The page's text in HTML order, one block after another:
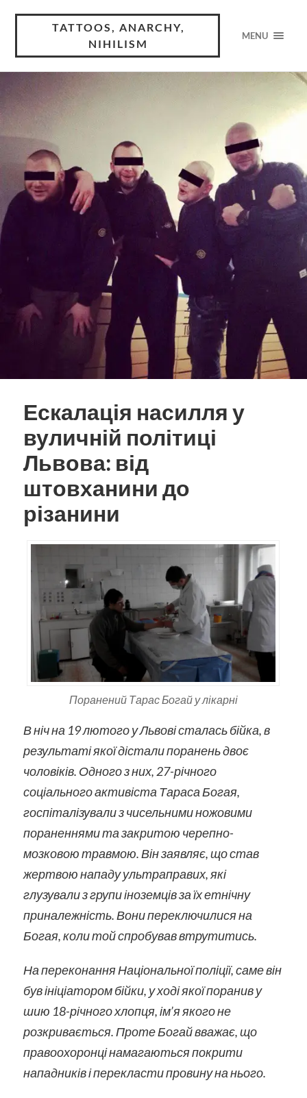
TATTOOS, ANARCHY,
NIHILISM
MENU
Ескалація насилля у
вуличній політиці
Львова: від
штовханини до
різанини
Поранений Тарас Богай у лікарні
В ніч на 19 лютого у Львові сталась бійка, в
результаті якої дістали поранень двоє
чоловіків. Одного з них, 27-річного
соціального активіста Тараса Богая,
госпіталізували з чисельними ножовими
пораненнями та закритою черепно-
мозковою травмою. Він заявляє, що став
жертвою нападу ультраправих, які
глузували з групи іноземців за їх етнічну
приналежність. Вони переключилися на
Богая, коли той спробував втрутитись.
На переконання Національної поліції, саме він
був ініціатором бійки, у ході якої поранив у
шию 18-річного хлопця, ім’я якого не
розкривається. Проте Богай вважає, що
правоохоронці намагаються покрити
нападників і перекласти провину на нього.